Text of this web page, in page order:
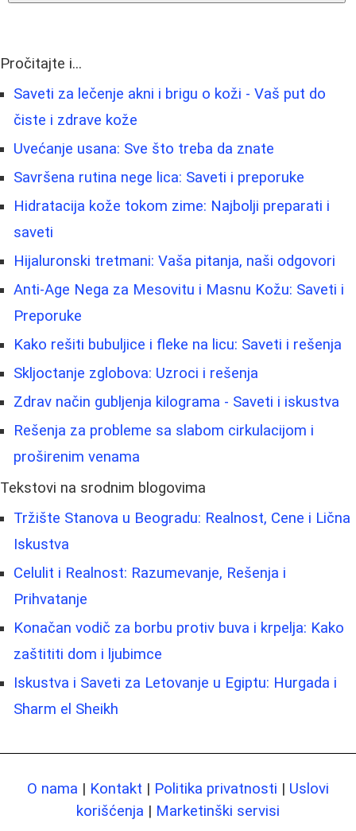
Pročitajte i...
Saveti za lečenje akni i brigu o koži - Vaš put do
čiste i zdrave kože
Uvećanje usana: Sve što treba da znate
Savršena rutina nege lica: Saveti i preporuke
Hidratacija kože tokom zime: Najbolji preparati i
saveti
Hijaluronski tretmani: Vaša pitanja, naši odgovori
Anti-Age Nega za Mesovitu i Masnu Kožu: Saveti i
Preporuke
Kako rešiti bubuljice i fleke na licu: Saveti i rešenja
Skljoctanje zglobova: Uzroci i rešenja
Zdrav način gubljenja kilograma - Saveti i iskustva
Rešenja za probleme sa slabom cirkulacijom i
proširenim venama
Tekstovi na srodnim blogovima
Tržište Stanova u Beogradu: Realnost, Cene i Lična
Iskustva
Celulit i Realnost: Razumevanje, Rešenja i
Prihvatanje
Konačan vodič za borbu protiv buva i krpelja: Kako
zaštititi dom i ljubimce
Iskustva i Saveti za Letovanje u Egiptu: Hurgada i
Sharm el Sheikh
O nama | Kontakt | Politika privatnosti | Uslovi
korišćenja | Marketinški servisi